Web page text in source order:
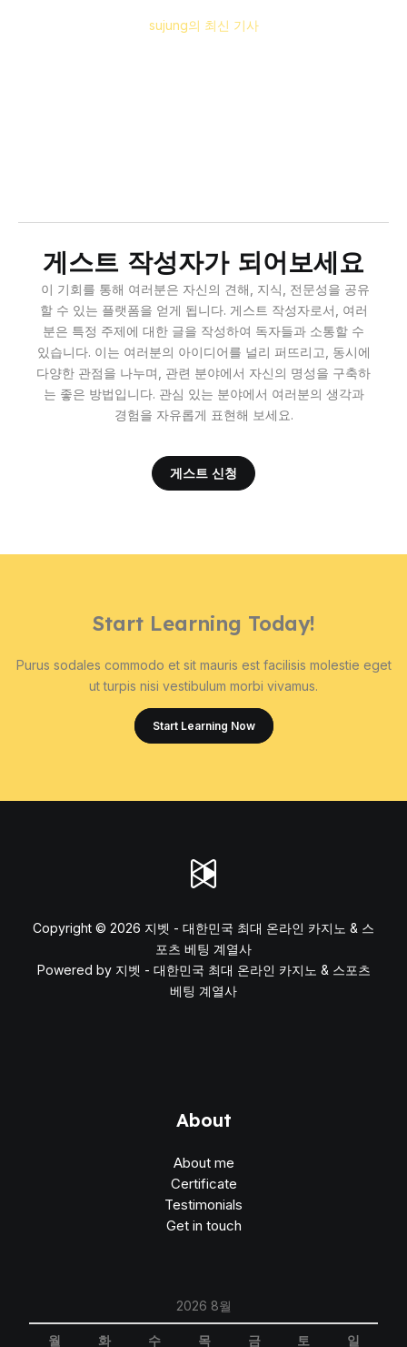
sujung의 최신 기사
게스트 작성자가 되어보세요
이 기회를 통해 여러분은 자신의 견해, 지식, 전문성을 공유
할 수 있는 플랫폼을 얻게 됩니다. 게스트 작성자로서, 여러
분은 특정 주제에 대한 글을 작성하여 독자들과 소통할 수
있습니다. 이는 여러분의 아이디어를 널리 퍼뜨리고, 동시에
다양한 관점을 나누며, 관련 분야에서 자신의 명성을 구축하
는 좋은 방법입니다. 관심 있는 분야에서 여러분의 생각과
경험을 자유롭게 표현해 보세요.
게스트 신청
Start Learning Today!
Purus sodales commodo et sit mauris est facilisis molestie eget
ut turpis nisi vestibulum morbi vivamus.
Start Learning Now
Copyright © 2026 지벳 - 대한민국 최대 온라인 카지노 & 스
포츠 베팅 계열사
Powered by 지벳 - 대한민국 최대 온라인 카지노 & 스포츠
베팅 계열사
About
About me
Certificate
Testimonials
Get in touch
2026 8월
월 화 수 목 금 토 일